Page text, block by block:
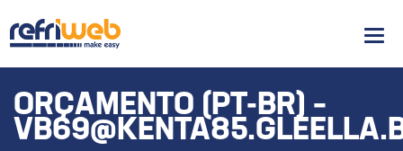
ORÇAMENTO (PT-BR) –